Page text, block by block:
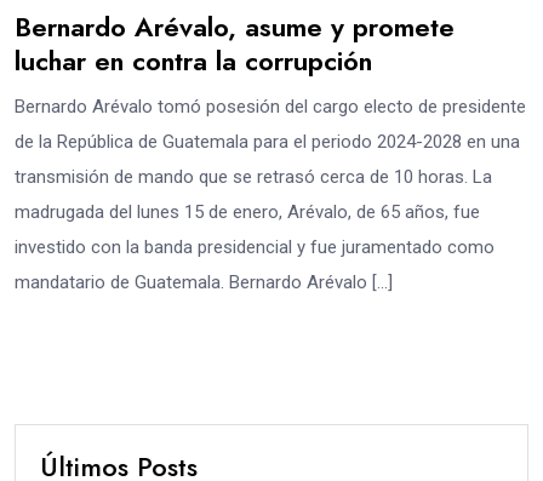
Bernardo Arévalo, asume y promete
luchar en contra la corrupción
Bernardo Arévalo tomó posesión del cargo electo de presidente
de la República de Guatemala para el periodo 2024-2028 en una
transmisión de mando que se retrasó cerca de 10 horas. La
madrugada del lunes 15 de enero, Arévalo, de 65 años, fue
investido con la banda presidencial y fue juramentado como
mandatario de Guatemala. Bernardo Arévalo […]
Últimos Posts